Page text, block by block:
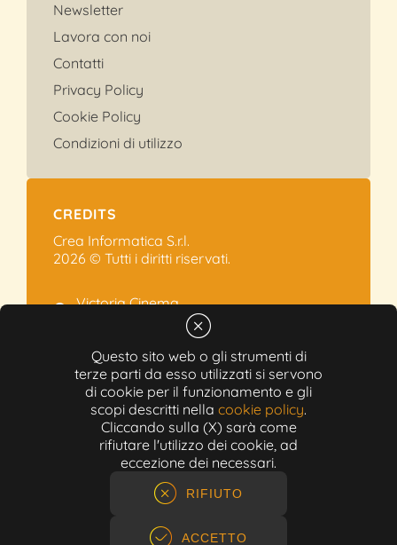
Questo sito web o gli strumenti di
terze parti da esso utilizzati si servono
di cookie per il funzionamento e gli
scopi descritti nella cookie policy.
Cliccando sulla (X) sarà come
rifiutare l'utilizzo dei cookie, ad
eccezione dei necessari.
RIFIUTO
ACCETTO
Newsletter
Lavora con noi
Contatti
Privacy Policy
Cookie Policy
Condizioni di utilizzo
CREDITS
Crea Informatica S.r.l.
2026 © Tutti i diritti riservati.
Victoria Cinema
Via Ramelli, 101 - Modena
+39 059.454622
info@victoriacinema.it
Partita IVA: 02603471208
N-REA: 452611
Capitale sociale: 300.000,00€